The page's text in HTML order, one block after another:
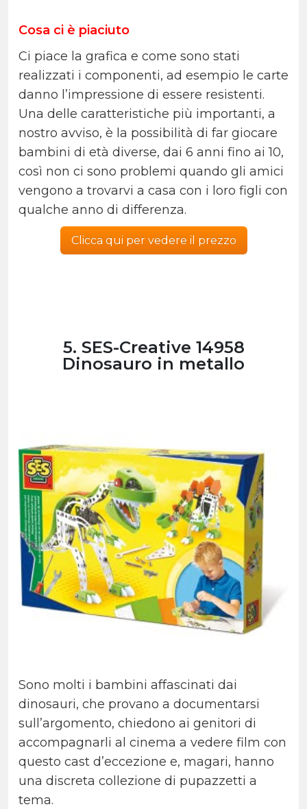
Cosa ci è piaciuto
Ci piace la grafica e come sono stati
realizzati i componenti, ad esempio le carte
danno l’impressione di essere resistenti.
Una delle caratteristiche più importanti, a
nostro avviso, è la possibilità di far giocare
bambini di età diverse, dai 6 anni fino ai 10,
così non ci sono problemi quando gli amici
vengono a trovarvi a casa con i loro figli con
qualche anno di differenza.
Clicca qui per vedere il prezzo
5. SES-Creative 14958
Dinosauro in metallo
Sono molti i bambini affascinati dai
dinosauri, che provano a documentarsi
sull’argomento, chiedono ai genitori di
accompagnarli al cinema a vedere film con
questo cast d’eccezione e, magari, hanno
una discreta collezione di pupazzetti a
tema.